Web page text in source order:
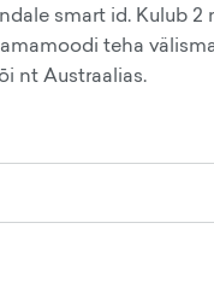
smart id. Kulub
teha
nt Austraalias.